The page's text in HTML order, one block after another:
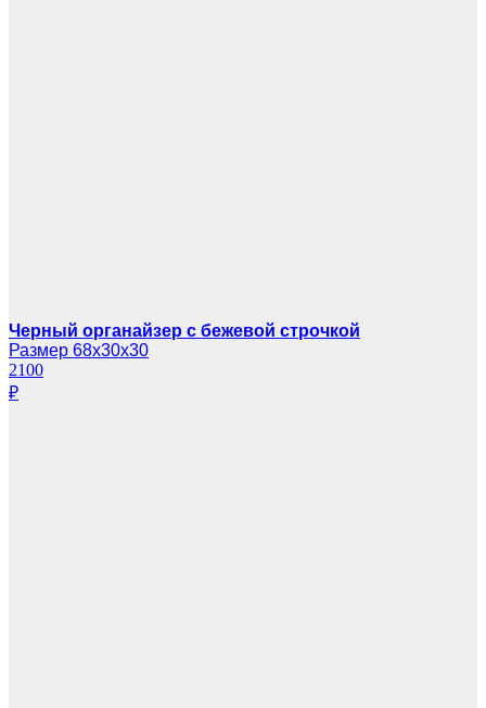
Черный органайзер с бежевой строчкой
Размер 68х30х30
2100
₽